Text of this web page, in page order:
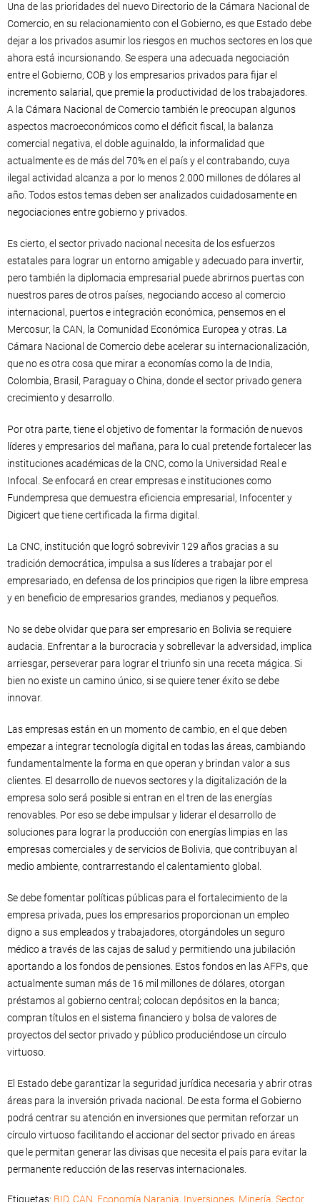
Una de las prioridades del nuevo Directorio de la Cámara Nacional de
Comercio, en su relacionamiento con el Gobierno, es que Estado debe
dejar a los privados asumir los riesgos en muchos sectores en los que
ahora está incursionando. Se espera una adecuada negociación
entre el Gobierno, COB y los empresarios privados para fijar el
incremento salarial, que premie la productividad de los trabajadores.
A la Cámara Nacional de Comercio también le preocupan algunos
aspectos macroeconómicos como el déficit fiscal, la balanza
comercial negativa, el doble aguinaldo, la informalidad que
actualmente es de más del 70% en el país y el contrabando, cuya
ilegal actividad alcanza a por lo menos 2.000 millones de dólares al
año. Todos estos temas deben ser analizados cuidadosamente en
negociaciones entre gobierno y privados.
Es cierto, el sector privado nacional necesita de los esfuerzos
estatales para lograr un entorno amigable y adecuado para invertir,
pero también la diplomacia empresarial puede abrirnos puertas con
nuestros pares de otros países, negociando acceso al comercio
internacional, puertos e integración económica, pensemos en el
Mercosur, la CAN, la Comunidad Económica Europea y otras. La
Cámara Nacional de Comercio debe acelerar su internacionalización,
que no es otra cosa que mirar a economías como la de India,
Colombia, Brasil, Paraguay o China, donde el sector privado genera
crecimiento y desarrollo.
Por otra parte, tiene el objetivo de fomentar la formación de nuevos
líderes y empresarios del mañana, para lo cual pretende fortalecer las
instituciones académicas de la CNC, como la Universidad Real e
Infocal. Se enfocará en crear empresas e instituciones como
Fundempresa que demuestra eficiencia empresarial, Infocenter y
Digicert que tiene certificada la firma digital.
La CNC, institución que logró sobrevivir 129 años gracias a su
tradición democrática, impulsa a sus líderes a trabajar por el
empresariado, en defensa de los principios que rigen la libre empresa
y en beneficio de empresarios grandes, medianos y pequeños.
No se debe olvidar que para ser empresario en Bolivia se requiere
audacia. Enfrentar a la burocracia y sobrellevar la adversidad, implica
arriesgar, perseverar para lograr el triunfo sin una receta mágica. Si
bien no existe un camino único, si se quiere tener éxito se debe
innovar.
Las empresas están en un momento de cambio, en el que deben
empezar a integrar tecnología digital en todas las áreas, cambiando
fundamentalmente la forma en que operan y brindan valor a sus
clientes. El desarrollo de nuevos sectores y la digitalización de la
empresa solo será posible si entran en el tren de las energías
renovables. Por eso se debe impulsar y liderar el desarrollo de
soluciones para lograr la producción con energías limpias en las
empresas comerciales y de servicios de Bolivia, que contribuyan al
medio ambiente, contrarrestando el calentamiento global.
Se debe fomentar políticas públicas para el fortalecimiento de la
empresa privada, pues los empresarios proporcionan un empleo
digno a sus empleados y trabajadores, otorgándoles un seguro
médico a través de las cajas de salud y permitiendo una jubilación
aportando a los fondos de pensiones. Estos fondos en las AFPs, que
actualmente suman más de 16 mil millones de dólares, otorgan
préstamos al gobierno central; colocan depósitos en la banca;
compran títulos en el sistema financiero y bolsa de valores de
proyectos del sector privado y público produciéndose un círculo
virtuoso.
El Estado debe garantizar la seguridad jurídica necesaria y abrir otras
áreas para la inversión privada nacional. De esta forma el Gobierno
podrá centrar su atención en inversiones que permitan reforzar un
círculo virtuoso facilitando el accionar del sector privado en áreas
que le permitan generar las divisas que necesita el país para evitar la
permanente reducción de las reservas internacionales.
Etiquetas: BID, CAN, Economía Naranja, Inversiones, Minería, Sector